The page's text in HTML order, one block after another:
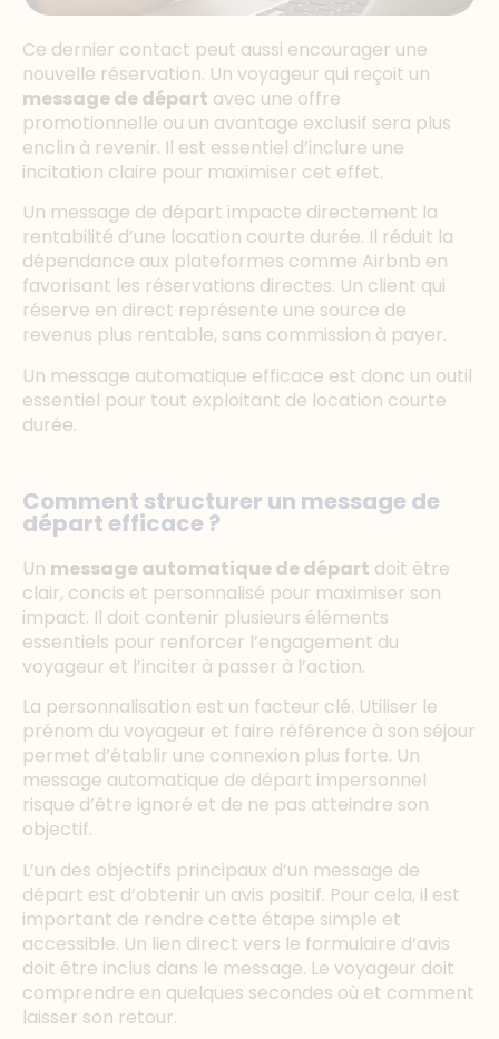
Ce dernier contact peut aussi encourager une
nouvelle réservation. Un voyageur qui reçoit un
message de départ avec une offre
promotionnelle ou un avantage exclusif sera plus
enclin à revenir. Il est essentiel d’inclure une
incitation claire pour maximiser cet effet.
Un message de départ impacte directement la
rentabilité d’une location courte durée. Il réduit la
dépendance aux plateformes comme Airbnb en
favorisant les réservations directes. Un client qui
réserve en direct représente une source de
revenus plus rentable, sans commission à payer.
Un message automatique efficace est donc un outil
essentiel pour tout exploitant de location courte
durée.
Comment structurer un message de
départ efficace ?
Un message automatique de départ doit être
clair, concis et personnalisé pour maximiser son
impact. Il doit contenir plusieurs éléments
essentiels pour renforcer l’engagement du
voyageur et l’inciter à passer à l’action.
La personnalisation est un facteur clé. Utiliser le
prénom du voyageur et faire référence à son séjour
permet d’établir une connexion plus forte. Un
message automatique de départ impersonnel
risque d’être ignoré et de ne pas atteindre son
objectif.
L’un des objectifs principaux d’un message de
départ est d’obtenir un avis positif. Pour cela, il est
important de rendre cette étape simple et
accessible. Un lien direct vers le formulaire d’avis
doit être inclus dans le message. Le voyageur doit
comprendre en quelques secondes où et comment
laisser son retour.